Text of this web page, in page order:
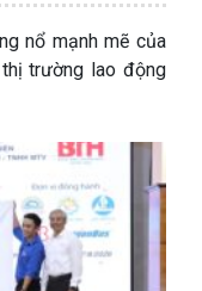
nổ mạnh mẽ của
trường lao động